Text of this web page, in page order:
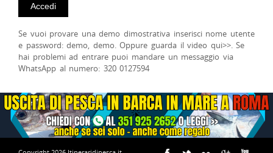
Se vuoi provare una demo dimostrativa inserisci nome utente
e password: demo, demo. Oppure guarda il video qui>>. Se
hai problemi ad entrare puoi mandare un messaggio via
WhatsApp al numero: 320 0127594